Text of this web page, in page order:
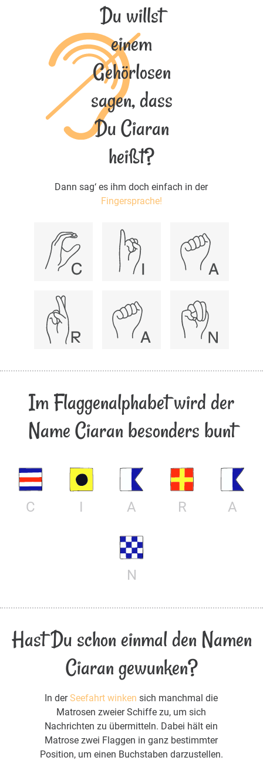
Du willst
einem
Gehörlosen
sagen, dass
Du Ciaran
heißt?
Dann sag‘ es ihm doch einfach in der
Fingersprache!
Im Flaggenalphabet wird der
Name Ciaran besonders bunt
C I A R A
N
Hast Du schon einmal den Namen
Ciaran gewunken?
In derSeefahrt winken sich manchmal die
Matrosen zweier Schiffe zu, um sich
Nachrichten zu übermitteln. Dabei hält ein
Matrose zwei Flaggen in ganz bestimmter
Position, um einen Buchstaben darzustellen.